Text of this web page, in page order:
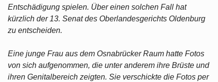
Entschädigung spielen. Über einen solchen Fall hat
kürzlich der 13. Senat des Oberlandesgerichts Oldenburg
zu entscheiden.
Eine junge Frau aus dem Osnabrücker Raum hatte Fotos
von sich aufgenommen, die unter anderem ihre Brüste und
ihren Genitalbereich zeigten. Sie verschickte die Fotos per